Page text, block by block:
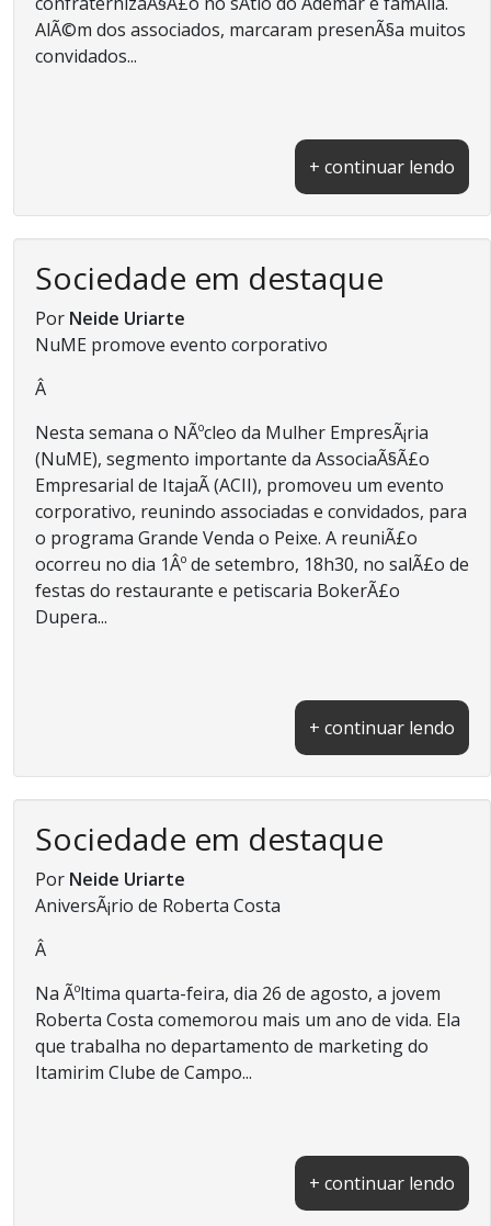
AlÃ©m dos associados, marcaram presenÃ§a muitos
convidados...
+ continuar lendo
Sociedade em destaque
Por Neide Uriarte
NuME promove evento corporativo
Â
Nesta semana o NÃºcleo da Mulher EmpresÃ¡ria
(NuME), segmento importante da AssociaÃ§Ã£o
Empresarial de ItajaÃ­ (ACII), promoveu um evento
corporativo, reunindo associadas e convidados, para
o programa Grande Venda o Peixe. A reuniÃ£o
ocorreu no dia 1Âº de setembro, 18h30, no salÃ£o de
festas do restaurante e petiscaria BokerÃ£o
Dupera...
+ continuar lendo
Sociedade em destaque
Por Neide Uriarte
AniversÃ¡rio de Roberta Costa
Â
Na Ãºltima quarta-feira, dia 26 de agosto, a jovem
Roberta Costa comemorou mais um ano de vida. Ela
que trabalha no departamento de marketing do
Itamirim Clube de Campo...
+ continuar lendo